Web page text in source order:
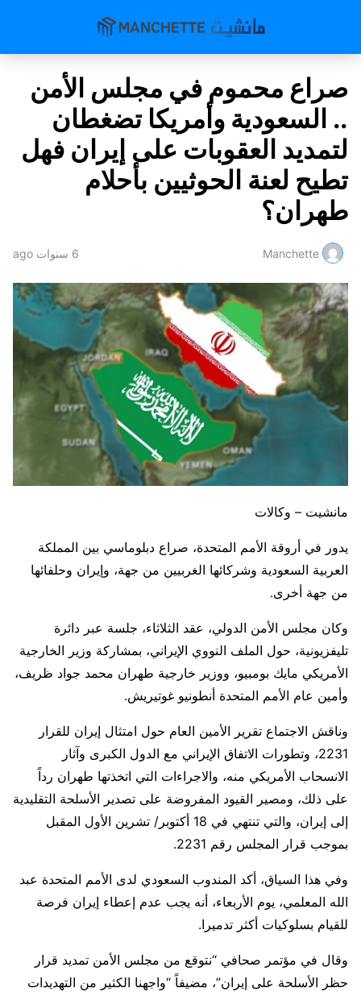
صراع محموم في مجلس الأمن
.. السعودية وأمريكا تضغطان
لتمديد العقوبات على إيران فهل
تطيح لعنة الحوثيين بأحلام
طهران؟
Manchette 6 سنوات ago
مانشيت – وكالات
يدور في أروقة الأمم المتحدة، صراع دبلوماسي بين المملكة
العربية السعودية وشركائها الغربيين من جهة، وإيران وحلفائها
من جهة أخرى.
وكان مجلس الأمن الدولي، عقد الثلاثاء، جلسة عبر دائرة
تليفزيونية، حول الملف النووي الإيراني، بمشاركة وزير الخارجية
الأمريكي مايك بومبيو، ووزير خارجية طهران محمد جواد ظريف،
وأمين عام الأمم المتحدة أنطونيو غوتيريش.
وناقش الاجتماع تقرير الأمين العام حول امتثال إيران للقرار
2231، وتطورات الاتفاق الإيراني مع الدول الكبرى وآثار
الانسحاب الأمريكي منه، والاجراءات التي اتخذتها طهران رداً
على ذلك، ومصير القيود المفروضة على تصدير الأسلحة التقليدية
إلى إيران، والتي تنتهي في 18 أكتوبر/ تشرين الأول المقبل
بموجب قرار المجلس رقم 2231.
وفي هذا السياق، أكد المندوب السعودي لدى الأمم المتحدة عبد
الله المعلمي، يوم الأربعاء، أنه يجب عدم إعطاء إيران فرصة
للقيام بسلوكيات أكثر تدميرا.
وقال في مؤتمر صحافي “نتوقع من مجلس الأمن تمديد قرار
حظر الأسلحة على إيران”، مضيفاً “واجهنا الكثير من التهديدات